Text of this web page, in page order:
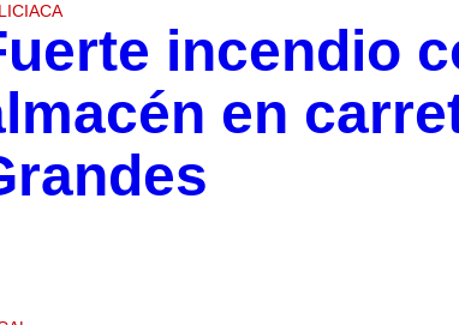
incendio
en